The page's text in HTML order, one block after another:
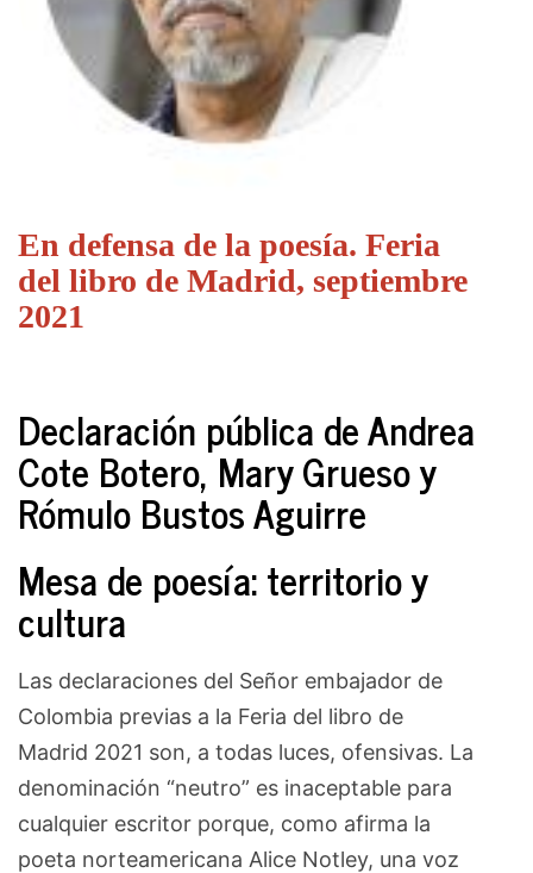
En defensa de la poesía. Feria
del libro de Madrid, septiembre
2021
Declaración pública de Andrea
Cote Botero, Mary Grueso y
Rómulo Bustos Aguirre
Mesa de poesía: territorio y
cultura
Las declaraciones del Señor embajador de
Colombia previas a la Feria del libro de
Madrid 2021 son, a todas luces, ofensivas. La
denominación “neutro” es inaceptable para
cualquier escritor porque, como afirma la
poeta norteamericana Alice Notley, una voz